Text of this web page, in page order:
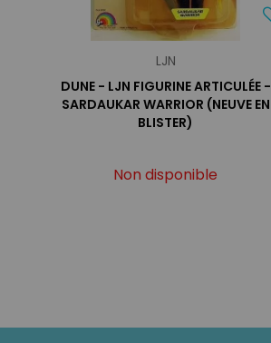
LJN
DUNE - LJN FIGURINE ARTICULÉE -
SARDAUKAR WARRIOR (NEUVE EN
BLISTER)
Non disponible